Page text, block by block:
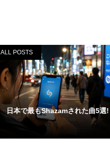
ALL POSTS
日本で最もShazamされた曲5選!